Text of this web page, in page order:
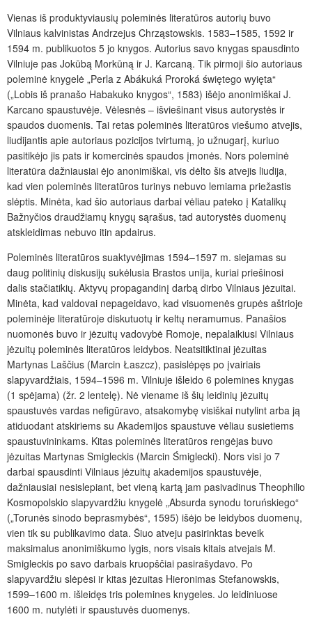
Vienas iš produktyviausių poleminės literatūros autorių buvo
Vilniaus kalvinistas Andrzejus Chrząstowskis. 1583–1585, 1592 ir
1594 m. publikuotos 5 jo knygos. Autorius savo knygas spausdinto
Vilniuje pas Jokūbą Morkūną ir J. Karcaną. Tik pirmoji šio autoriaus
poleminė knygelė „Perla z Abákuká Proroká świętego wyięta“
(„Lobis iš pranašo Habakuko knygos“, 1583) išėjo anonimiškai J.
Karcano spaustuvėje. Vėlesnės – išviešinant visus autorystės ir
spaudos duomenis. Tai retas poleminės literatūros viešumo atvejis,
liudijantis apie autoriaus pozicijos tvirtumą, jo užnugarį, kuriuo
pasitikėjo jis pats ir komercinės spaudos įmonės. Nors poleminė
literatūra dažniausiai ėjo anonimiškai, vis dėlto šis atvejis liudija,
kad vien poleminės literatūros turinys nebuvo lemiama priežastis
slėptis. Minėta, kad šio autoriaus darbai vėliau pateko į Katalikų
Bažnyčios draudžiamų knygų sąrašus, tad autorystės duomenų
atskleidimas nebuvo itin apdairus.
Poleminės literatūros suaktyvėjimas 1594–1597 m. siejamas su
daug politinių diskusijų sukėlusia Brastos unija, kuriai priešinosi
dalis stačiatikių. Aktyvų propagandinį darbą dirbo Vilniaus jėzuitai.
Minėta, kad valdovai nepageidavo, kad visuomenės grupės aštrioje
poleminėje literatūroje diskutuotų ir keltų neramumus. Panašios
nuomonės buvo ir jėzuitų vadovybė Romoje, nepalaikiusi Vilniaus
jėzuitų poleminės literatūros leidybos. Neatsitiktinai jėzuitas
Martynas Laščius (Marcin Łaszcz), pasislėpęs po įvairiais
slapyvardžiais, 1594–1596 m. Vilniuje išleido 6 polemines knygas
(1 spėjama) (žr. 2 lentelę). Nė viename iš šių leidinių jėzuitų
spaustuvės vardas nefigūravo, atsakomybę visiškai nutylint arba ją
atiduodant atskiriems su Akademijos spaustuve vėliau susietiems
spaustuvininkams. Kitas poleminės literatūros rengėjas buvo
jėzuitas Martynas Smigleckis (Marcin Śmiglecki). Nors visi jo 7
darbai spausdinti Vilniaus jėzuitų akademijos spaustuvėje,
dažniausiai nesislepiant, bet vieną kartą jam pasivadinus Theophilio
Kosmopolskio slapyvardžiu knygelė „Absurda synodu toruńskiego“
(„Torunės sinodo beprasmybės“, 1595) išėjo be leidybos duomenų,
vien tik su publikavimo data. Šiuo atveju pasirinktas beveik
maksimalus anonimiškumo lygis, nors visais kitais atvejais M.
Smigleckis po savo darbais kruopščiai pasirašydavo. Po
slapyvardžiu slėpėsi ir kitas jėzuitas Hieronimas Stefanowskis,
1599–1600 m. išleidęs tris polemines knygeles. Jo leidiniuose
1600 m. nutylėti ir spaustuvės duomenys.